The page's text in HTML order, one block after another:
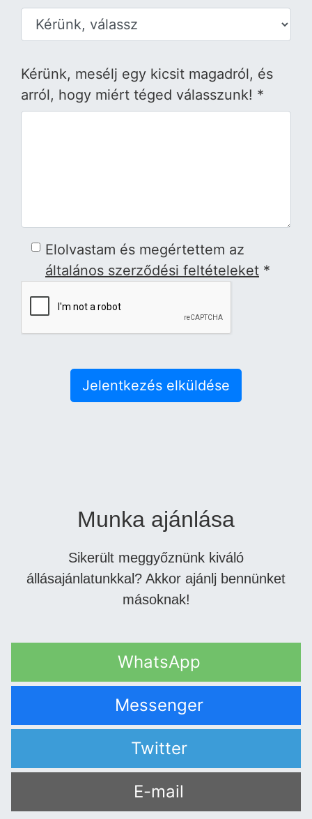
Kérünk, mesélj egy kicsit magadról, és
arról, hogy miért téged válasszunk! *
Elolvastam és megértettem az
általános szerződési feltételeket *
Jelentkezés elküldése
Munka ajánlása
Sikerült meggyőznünk kiváló
állásajánlatunkkal? Akkor ajánlj bennünket
másoknak!
WhatsApp
Messenger
Twitter
E-mail